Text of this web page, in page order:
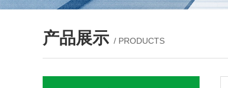
产品展示 / PRODUCTS